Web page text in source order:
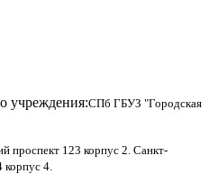
учреждения:СПб ГБУЗ "Городская
проспект 123 корпус 2. Санкт-
4.